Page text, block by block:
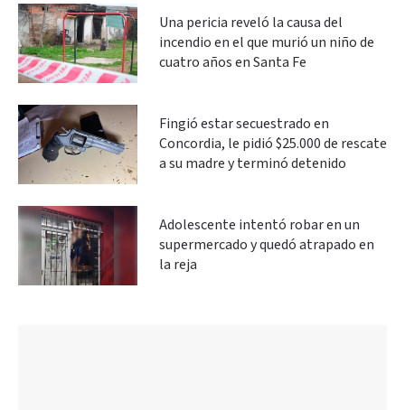
Una pericia reveló la causa del
incendio en el que murió un niño de
cuatro años en Santa Fe
Fingió estar secuestrado en
Concordia, le pidió $25.000 de rescate
a su madre y terminó detenido
Adolescente intentó robar en un
supermercado y quedó atrapado en
la reja